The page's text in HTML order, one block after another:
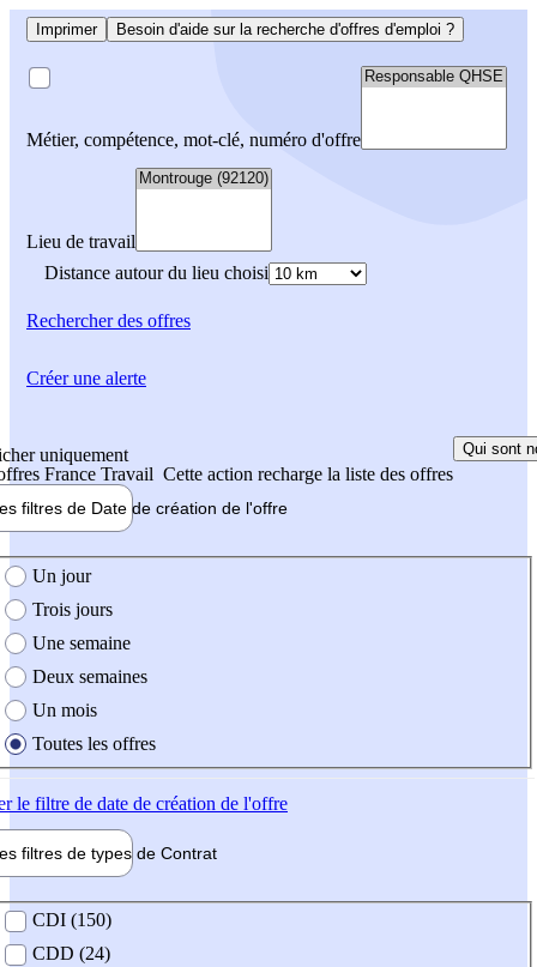
Imprimer Besoin d'aide sur la recherche d'offres d'emploi ?
Métier, compétence, mot-clé, numéro d'offre
Lieu de travail
Distance autour du lieu choisi
Rechercherdes offres
uniquement
France Travail Cette action recharge la liste des offres
Qui sont
filtres de Date de création de l'offre
création de l'offre
Un jour
Trois jours
Une semaine
Deux semaines
Un mois
Toutes les offres
le filtre de date de création de l'offre
filtres de types de Contrat
contrat
CDI (150)
CDD (24)
Créer une alerte